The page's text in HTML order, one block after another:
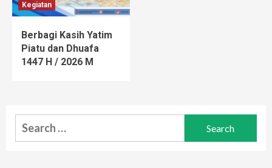
Kegiatan
Berbagi Kasih Yatim
Piatu dan Dhuafa
1447 H / 2026 M
Search
for: